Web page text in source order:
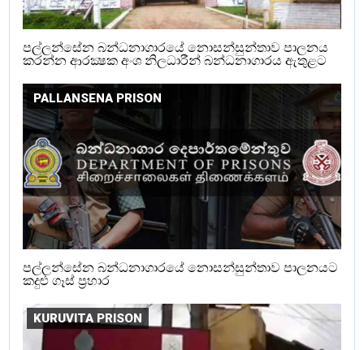
පල්ලන්සේන බන්ධනාගාරයේ නොසන්සුන්තාව පාලනය
කරන්න ආරක්‍ෂක අංශ නිලධාරීන් බන්ධනාගාරය ඇතුළට
PALLANSENA PRISON
පල්ලන්සේන බන්ධනාගාරයේ නොසන්සුන්තාව පාලනයට
කදුළු ගෑස් ප්‍රහාර
KURUVITA PRISON